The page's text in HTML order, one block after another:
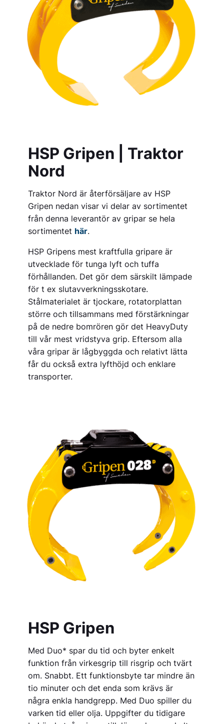
HSP Gripen | Traktor
Nord
Traktor Nord är återförsäljare av HSP
Gripen nedan visar vi delar av sortimentet
från denna leverantör av gripar se hela
sortimentet här.
HSP Gripens mest kraftfulla gripare är
utvecklade för tunga lyft och tuffa
förhållanden. Det gör dem särskilt lämpade
för t ex slut­avverkningsskotare.
Stålmaterialet är tjockare, rotatorplattan
större och tillsammans med förstärkningar
på de nedre bomrören gör det HeavyDuty
till vår mest vridstyva grip. Eftersom alla
våra gripar är lågbyggda och relativt lätta
får du också extra lyfthöjd och enklare
transporter.
HSP Gripen
Med Duo* spar du tid och byter enkelt
funktion från virkesgrip till risgrip och tvärt
om. Snabbt. Ett funktionsbyte tar mindre än
tio minuter och det enda som krävs är
några enkla handgrepp. Med Duo spiller du
varken tid eller olja. Uppgifter du tidigare